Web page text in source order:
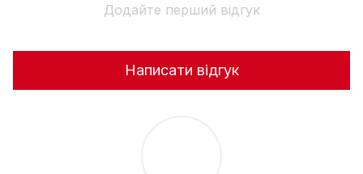
Додайте перший відгук
Написати відгук